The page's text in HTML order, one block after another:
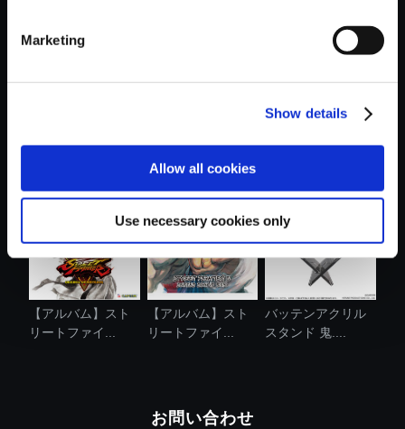
Marketing
Show details
Allow all cookies
Use necessary cookies only
【アルバム】スト
リートファイ...
【アルバム】スト
リートファイ...
バッテンアクリル
スタンド 鬼....
お問い合わせ